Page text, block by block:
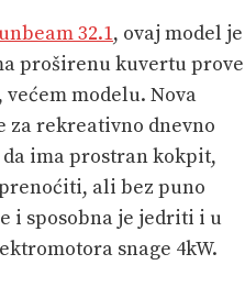
32.1, ovaj model je
proširenu kuvertu prove
modelu. Nova
rekreativno dnevno
ima prostran kokpit,
ali bez puno
i sposobna je jedriti i u
snage 4kW.